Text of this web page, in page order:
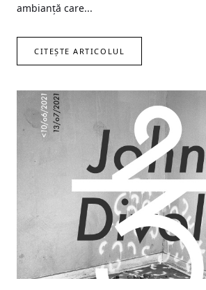
ambianță care...
CITEȘTE ARTICOLUL